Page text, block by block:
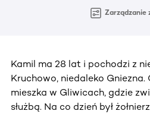
Zarządzanie
Kamil ma 28 lat i pochodzi z
Kruchowo, niedaleko
mieszka w Gliwicach, gdzie
służbą. Na co dzień był